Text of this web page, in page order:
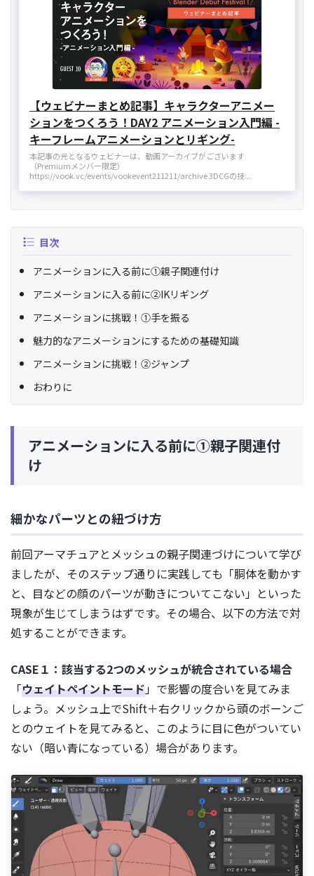
【ウェビナーまとめ記事】キャラクターアニメー
ションをつくろう！DAY2 アニメーション入門編 -
キーフレームアニメーションとリギング-
本記事の元となるウェビナーは、動画アーカイブがございます
（Premiumメンバー限定）
https://vook.vc/events/vookevent211211/archive 3DCGの技...
目次
アニメーションに入る前に①親子関連付け
アニメーションに入る前に②IKリギング
アニメーションに挑戦！①手を振る
魅力的なアニメーションにするための基礎知識
アニメーションに挑戦！②ジャンプ
おわりに
アニメーションに入る前に①親子関連付
け
細かなパーツとの紐づけ方
前回アーマチュアとメッシュの親子関連づけについて学び
ましたが、そのステップ通りに実践しても「胴体を動かす
と、目などの顔のパーツが動きについてこない」といった
現象が生じてしまうはずです。その場合、以下の方法で対
処することができます。
CASE１：該当する2つのメッシュが統合されている場合
「ウェイトペイントモード」で影響の度合いを見てみま
しょう。メッシュ上でShift＋右クリックから頭のボーンご
とのウェイトを見てみると、このように目に色がついてい
ない（暗い青になっている）場合があります。